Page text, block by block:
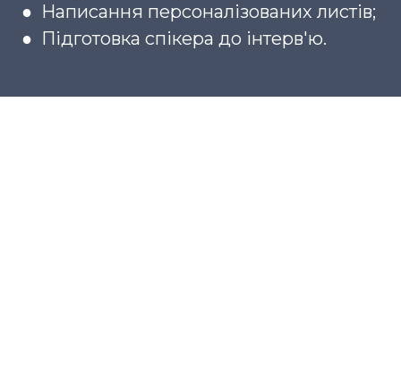
● Написання персоналізованих листів;
● Підготовка спікера до інтерв'ю.